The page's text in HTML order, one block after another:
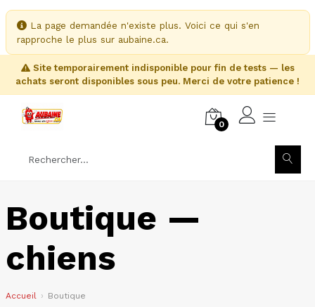
La page demandée n'existe plus. Voici ce qui s'en
rapproche le plus sur aubaine.ca.
Site temporairement indisponible pour fin de tests — les
achats seront disponibles sous peu. Merci de votre patience !
0
Boutique —
chiens
Accueil Boutique